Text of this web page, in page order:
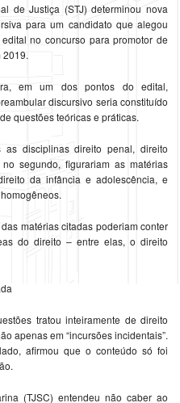
de Justiça (STJ) determinou nova
para um candidato que alegou
no concurso para promotor de
2019.
em um dos pontos do edital,
discursivo seria constituído
questões teóricas e práticas.
disciplinas direito penal, direito
segundo, figurariam as matérias
da infância e adolescência, e
matérias citadas poderiam conter
do direito – entre elas, o direito
tratou inteiramente de direito
apenas em “incursões incidentais”.
afirmou que o conteúdo só foi
(TJSC) entendeu não caber ao